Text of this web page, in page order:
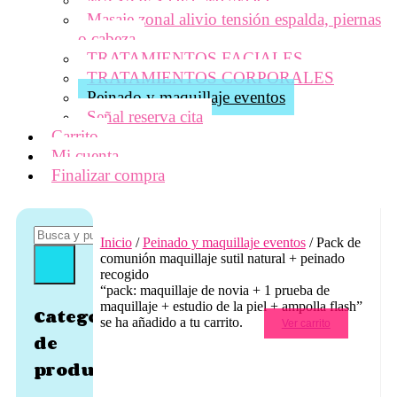
Masaje zonal alivio tensión espalda, piernas
o cabeza
TRATAMIENTOS FACIALES
TRATAMIENTOS CORPORALES
Peinado y maquillaje eventos
Señal reserva cita
Carrito
Mi cuenta
Finalizar compra
Inicio/Peinado y maquillaje eventos/ Pack de
comunión maquillaje sutil natural + peinado
recogido
“pack: maquillaje de novia + 1 prueba de
maquillaje + estudio de la piel + ampolla flash”
se ha añadido a tu carrito.
Ver carrito
Categorías
de
producto